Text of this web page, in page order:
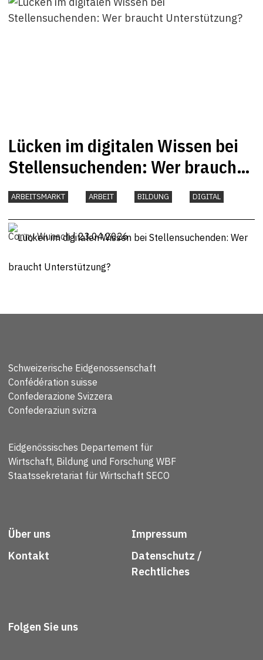
Lücken im digitalen Wissen bei
Stellensuchenden: Wer braucht
Unterstützung?
ARBEITSMARKT ARBEIT BILDUNG DIGITAL
Conny Wunsch| 23.04.2026
Schweizerische Eidgenossenschaft
Confédération suisse
Confederazione Svizzera
Confederaziun svizra
Eidgenössisches Departement für
Wirtschaft, Bildung und Forschung WBF
Staatssekretariat für Wirtschaft SECO
Über uns
Kontakt
Impressum
Datenschutz /
Rechtliches
Folgen Sie uns